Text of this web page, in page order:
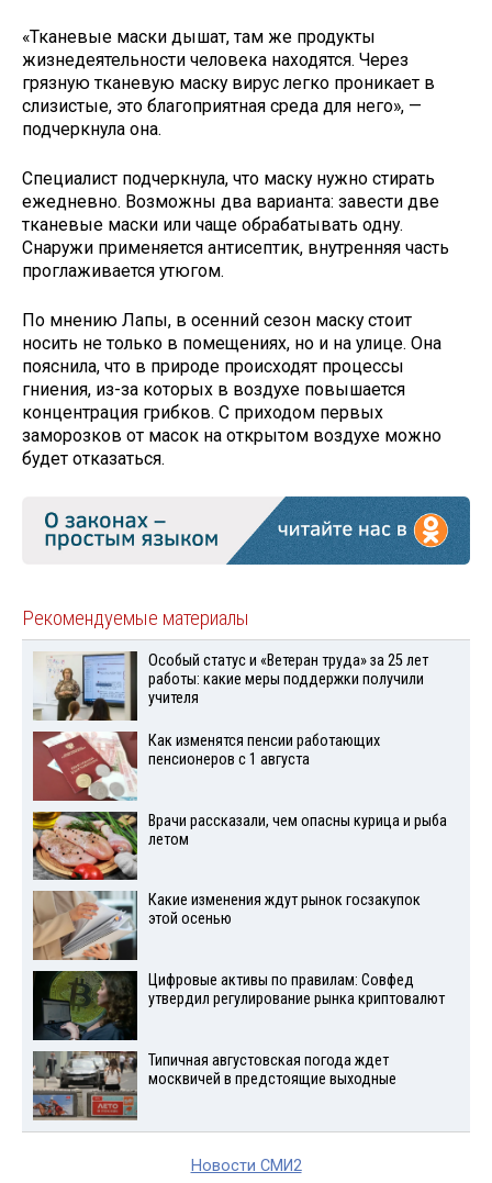
«Тканевые маски дышат, там же продукты
жизнедеятельности человека находятся. Через
грязную тканевую маску вирус легко проникает в
слизистые, это благоприятная среда для него», —
подчеркнула она.
Специалист подчеркнула, что маску нужно стирать
ежедневно. Возможны два варианта: завести две
тканевые маски или чаще обрабатывать одну.
Снаружи применяется антисептик, внутренняя часть
проглаживается утюгом.
По мнению Лапы, в осенний сезон маску стоит
носить не только в помещениях, но и на улице. Она
пояснила, что в природе происходят процессы
гниения, из-за которых в воздухе повышается
концентрация грибков. С приходом первых
заморозков от масок на открытом воздухе можно
будет отказаться.
Рекомендуемые материалы
Особый статус и «Ветеран труда» за 25 лет
работы: какие меры поддержки получили
учителя
Как изменятся пенсии работающих
пенсионеров с 1 августа
Врачи рассказали, чем опасны курица и рыба
летом
Какие изменения ждут рынок госзакупок
этой осенью
Цифровые активы по правилам: Совфед
утвердил регулирование рынка криптовалют
Типичная августовская погода ждет
москвичей в предстоящие выходные
Новости СМИ2